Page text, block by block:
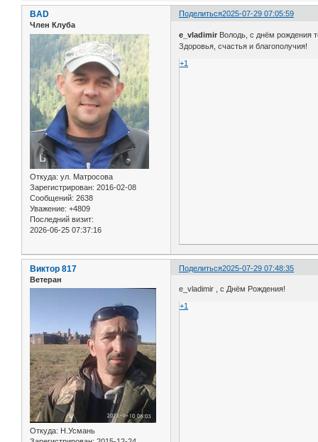
Поделиться2025-07-29 07:05:59
BAD
Член Клуба
Откуда: ул. Матросова
Зарегистрирован: 2016-02-08
Сообщений: 2638
Уважение: +4809
Последний визит:
2026-06-25 07:37:16
e_vladimir Володь, с днём рождения
Здоровья, счастья и благополучия!
+1
Поделиться2025-07-29 07:48:35
Виктор 817
Ветеран
Откуда: Н.Усмань
e_vladimir , с Днём Рождения!
+1